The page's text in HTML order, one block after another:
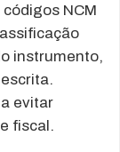
códigos NCM
instrumento,
evitar
fiscal.